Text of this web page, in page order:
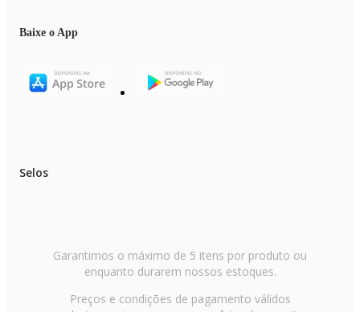
Baixe o App
Selos
Garantimos o máximo de 5 itens por produto ou
enquanto durarem nossos estoques.
Preços e condições de pagamento válidos